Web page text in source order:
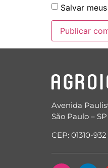
Salvar
Avenida
São Paulo – SP
CEP: 01310-932